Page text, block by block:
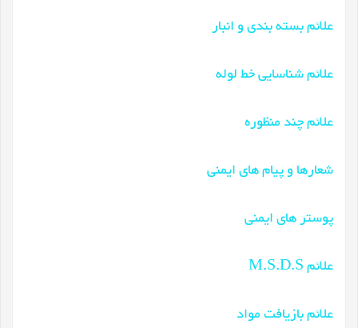
علائم بسته بندی و انبار
علائم شناسایی خط لوله
علائم چند منظوره
شعارها و پیام های ایمنی
پوستر های ایمنی
علائم M.S.D.S
علائم بازیافت مواد